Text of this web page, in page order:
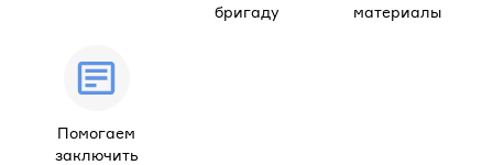
бригаду
материалы
Помогаем
заключить